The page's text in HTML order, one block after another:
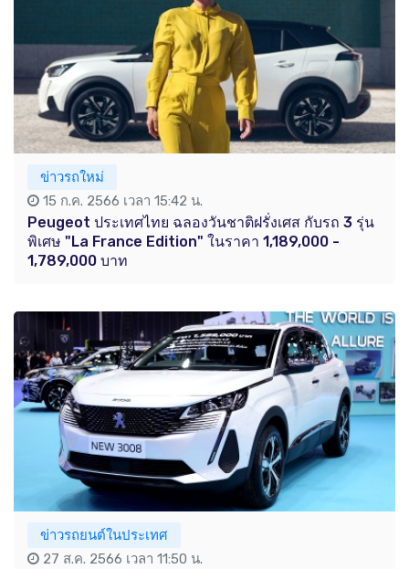
ข่าวรถใหม่
15 ก.ค. 2566 เวลา 15:42 น.
Peugeot ประเทศไทย ฉลองวันชาติฝรั่งเศส กับรถ 3 รุ่น
พิเศษ "La France Edition" ในราคา 1,189,000 -
1,789,000 บาท
ข่าวรถยนต์ในประเทศ
27 ส.ค. 2566 เวลา 11:50 น.